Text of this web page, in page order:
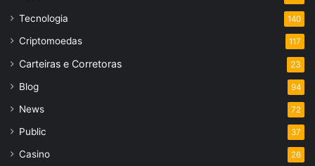
Tecnologia 140
Criptomoedas 117
Carteiras e Corretoras 23
Blog 94
News 72
Public 37
Casino 26